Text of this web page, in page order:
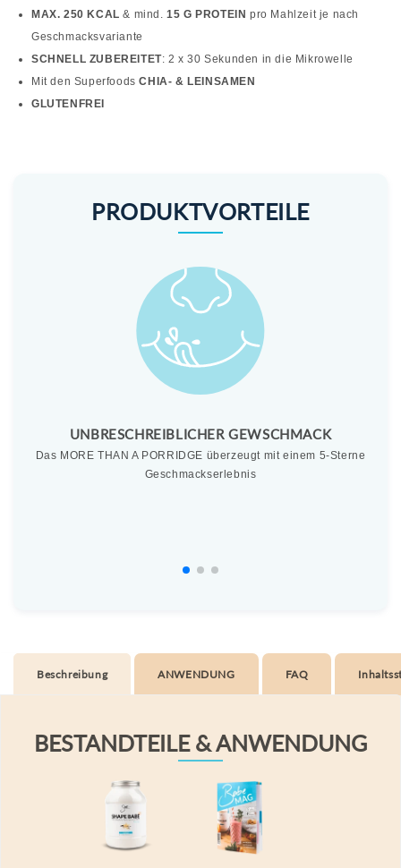
MAX. 250 KCAL & mind.15 G PROTEIN pro Mahlzeit je nach
Geschmacksvariante
SCHNELL ZUBEREITET:2 x 30 Sekunden in die Mikrowelle
Mit den SuperfoodsCHIA- & LEINSAMEN
GLUTENFREI
PRODUKTVORTEILE
UNBRESCHREIBLICHER GEWSCHMACK
Das MORE THAN A PORRIDGE überzeugt mit einem 5-Sterne
Geschmackserlebnis
Beschreibung ANWENDUNG FAQ
BESTANDTEILE & ANWENDUNG